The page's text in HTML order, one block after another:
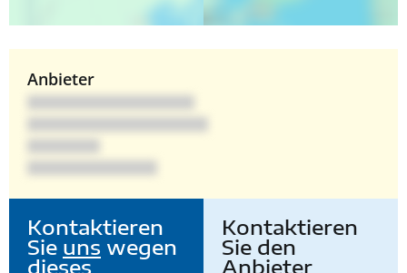
Anbieter
Kontaktieren
Sie uns wegen
dieses
Kontaktieren
Sie den
Anbieter